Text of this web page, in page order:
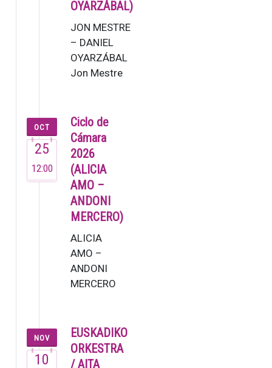
OYARZÁBAL)
JON MESTRE
– DANIEL
OYARZÁBAL
Jon Mestre
pianista ya
dejó muestra
de su talento
en su brev…
OCT
25
12:00
Ciclo de
Cámara
2026
(ALICIA
AMO –
ANDONI
MERCERO)
ALICIA
AMO –
ANDONI
MERCERO
una de las
voces más
versátiles
NOV
10
EUSKADIKO
ORKESTRA
/ AITA